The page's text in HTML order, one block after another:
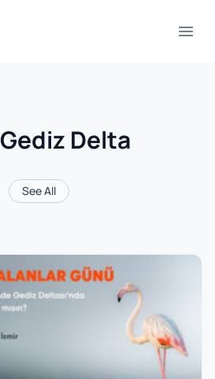
Gediz Delta
See All